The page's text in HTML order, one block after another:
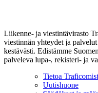
Liikenne- ja viestintävirasto
viestinnän yhteydet ja
kestävästi. Edistämme
palveleva lupa-, rekisteri- ja
Tietoa
Uutishuone